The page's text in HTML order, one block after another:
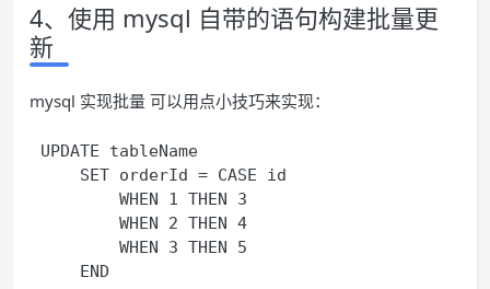
4、使用 mysql 自带的语句构建批量更
新
mysql 实现批量 可以用点小技巧来实现：
UPDATE tableName
SET orderId = CASE id
WHEN 1 THEN 3
WHEN 2 THEN 4
WHEN 3 THEN 5
END